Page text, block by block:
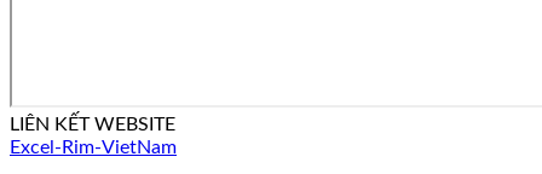
LIÊN KẾT WEBSITE
Excel-Rim-VietNam